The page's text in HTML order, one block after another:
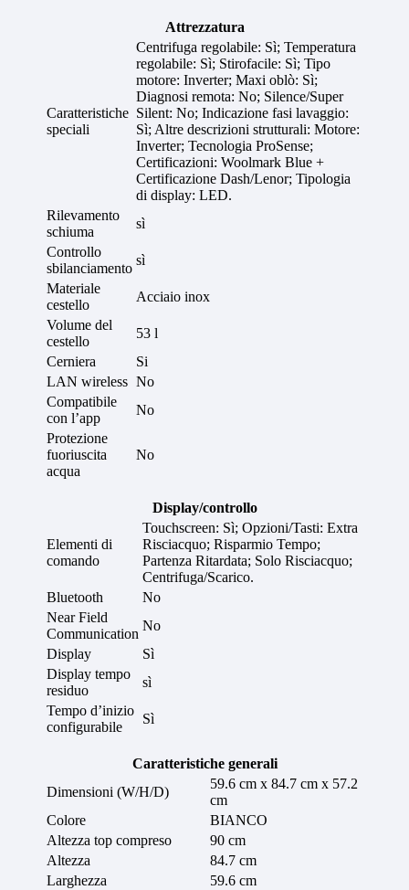
Attrezzatura
Caratteristiche
speciali
Centrifuga regolabile: Sì; Temperatura
regolabile: Sì; Stirofacile: Sì; Tipo
motore: Inverter; Maxi oblò: Sì;
Diagnosi remota: No; Silence/Super
Silent: No; Indicazione fasi lavaggio:
Sì; Altre descrizioni strutturali: Motore:
Inverter; Tecnologia ProSense;
Certificazioni: Woolmark Blue +
Certificazione Dash/Lenor; Tipologia
di display: LED.
Rilevamento
schiuma
sì
Controllo
sbilanciamento
sì
Materiale
cestello
Acciaio inox
Volume del
cestello
53 l
Cerniera
Si
LAN wireless No
Compatibile
con l’app
No
Protezione
fuoriuscita
acqua
No
Display/controllo
Elementi di
comando
Touchscreen: Sì; Opzioni/Tasti: Extra
Risciacquo; Risparmio Tempo;
Partenza Ritardata; Solo Risciacquo;
Centrifuga/Scarico.
Bluetooth
No
Near Field
Communication
No
Display
Sì
Display tempo
residuo
sì
Tempo d’inizio
configurabile
Sì
Caratteristiche generali
Dimensioni (W/H/D)
59.6 cm x 84.7 cm x 57.2
cm
Colore
BIANCO
Altezza top compreso
90 cm
Altezza
84.7 cm
Larghezza
59.6 cm